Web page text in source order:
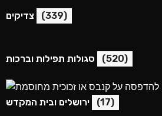
(339)
(520)
(17)